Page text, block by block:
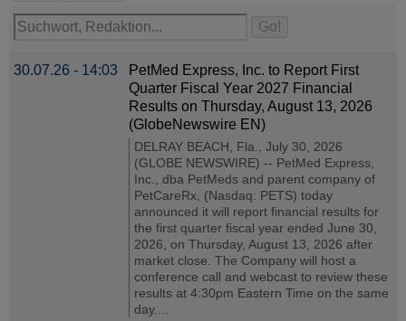
30.07.26 - 14:03
PetMed Express, Inc. to Report First
Quarter Fiscal Year 2027 Financial
Results on Thursday, August 13, 2026
(GlobeNewswire EN)
DELRAY BEACH, Fla., July 30, 2026
(GLOBE NEWSWIRE) -- PetMed Express,
Inc., dba PetMeds and parent company of
PetCareRx, (Nasdaq: PETS) today
announced it will report financial results for
the first quarter fiscal year ended June 30,
2026, on Thursday, August 13, 2026 after
market close. The Company will host a
conference call and webcast to review these
results at 4:30pm Eastern Time on the same
day....